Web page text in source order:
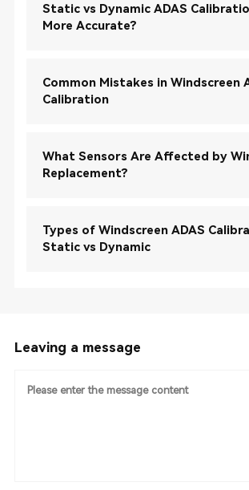
Static vs Dynamic ADAS
More Accurate?
Common Mistakes in Windscreen
Calibration
What Sensors Are Affected by
Replacement?
Types of Windscreen ADAS
Static vs Dynamic
Leaving a message